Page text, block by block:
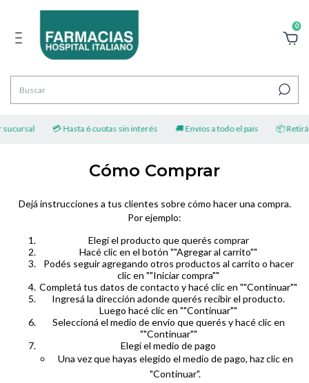
0
💳 Hasta 6 cuotas sin interés 🚚 Envíos a todo el país 📦
Cómo Comprar
Dejá instrucciones a tus clientes sobre cómo hacer una compra.
Por ejemplo:
Elegí el producto que querés comprar
Hacé clic en el botón ""Agregar al carrito""
Podés seguir agregando otros productos al carrito o hacer
clic en ""Iniciar compra""
Completá tus datos de contacto y hacé clic en ""Continuar""
Ingresá la dirección adonde querés recibir el producto.
Luego hacé clic en ""Continuar""
Seleccioná el medio de envío que querés y hacé clic en
""Continuar""
Elegí el medio de pago
Una vez que hayas elegido el medio de pago, haz clic en
"Continuar".